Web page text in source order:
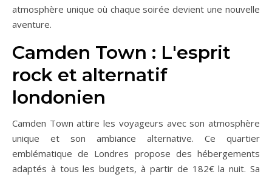
atmosphère unique où chaque soirée devient une nouvelle
aventure.
Camden Town : L'esprit
rock et alternatif
londonien
Camden Town attire les voyageurs avec son atmosphère
unique et son ambiance alternative. Ce quartier
emblématique de Londres propose des hébergements
adaptés à tous les budgets, à partir de 182€ la nuit. Sa